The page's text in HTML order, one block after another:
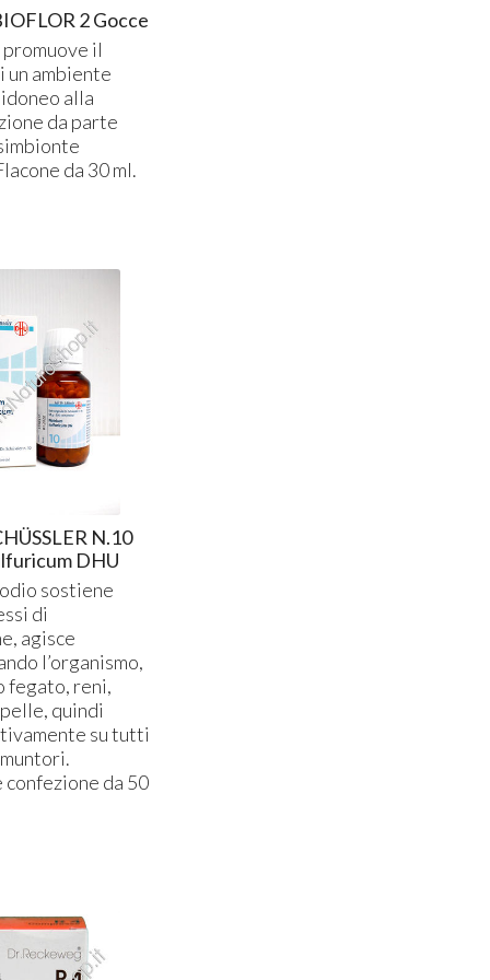
2 Gocce
il
ambiente
alla
da parte
da 30 ml.
N.10
DHU
sostiene
di
agisce
l’organismo,
reni,
quindi
su tutti
confezione da 50